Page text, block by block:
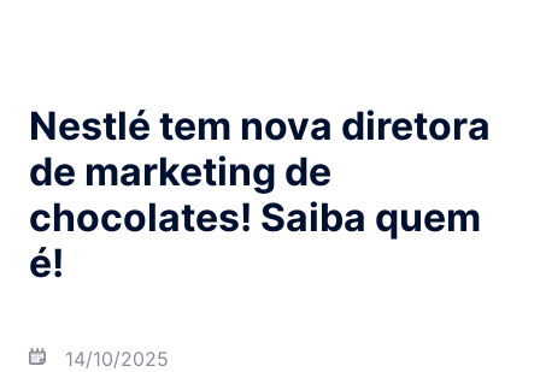
Nestlé tem nova diretora
de marketing de
chocolates! Saiba quem
é!
14/10/2025